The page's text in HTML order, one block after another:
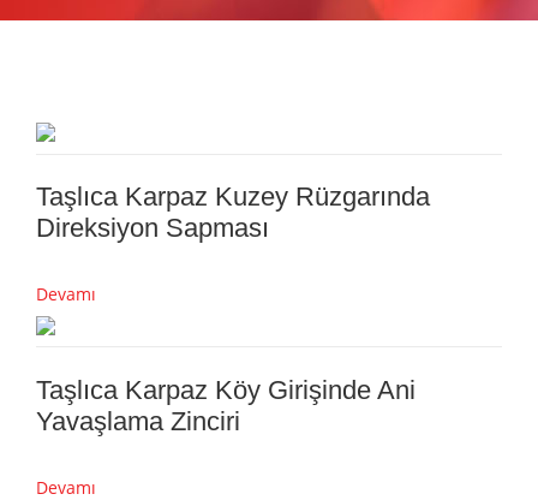
Taşlıca Karpaz Kuzey Rüzgarında
Direksiyon Sapması
Devamı
Taşlıca Karpaz Köy Girişinde Ani
Yavaşlama Zinciri
Devamı